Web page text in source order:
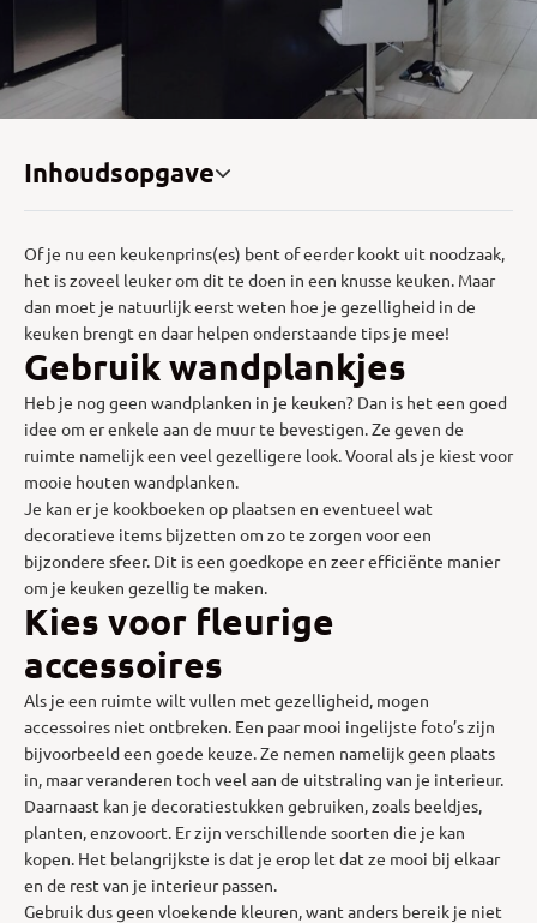
Inhoudsopgave
Of je nu een keukenprins(es) bent of eerder kookt uit noodzaak,
het is zoveel leuker om dit te doen in een knusse keuken. Maar
dan moet je natuurlijk eerst weten hoe je gezelligheid in de
keuken brengt en daar helpen onderstaande tips je mee!
Gebruik wandplankjes
Heb je nog geen wandplanken in je keuken? Dan is het een goed
idee om er enkele aan de muur te bevestigen. Ze geven de
ruimte namelijk een veel gezelligere look. Vooral als je kiest voor
mooie houten wandplanken.
Je kan er je kookboeken op plaatsen en eventueel wat
decoratieve items bijzetten om zo te zorgen voor een
bijzondere sfeer. Dit is een goedkope en zeer efficiënte manier
om je keuken gezellig te maken.
Kies voor fleurige
accessoires
Als je een ruimte wilt vullen met gezelligheid, mogen
accessoires niet ontbreken. Een paar mooi ingelijste foto’s zijn
bijvoorbeeld een goede keuze. Ze nemen namelijk geen plaats
in, maar veranderen toch veel aan de uitstraling van je interieur.
Daarnaast kan je decoratiestukken gebruiken, zoals beeldjes,
planten, enzovoort. Er zijn verschillende soorten die je kan
kopen. Het belangrijkste is dat je erop let dat ze mooi bij elkaar
en de rest van je interieur passen.
Gebruik dus geen vloekende kleuren, want anders bereik je niet